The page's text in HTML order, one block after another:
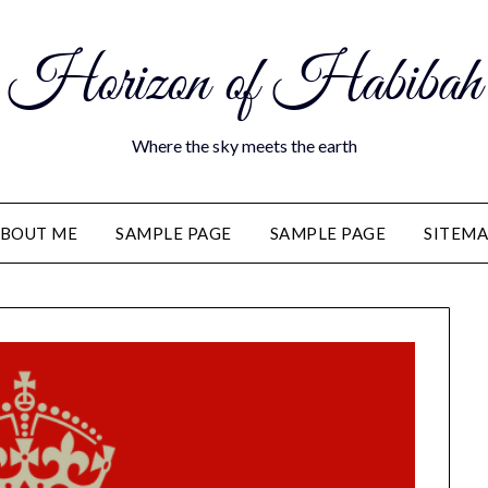
Horizon of Habibah
Where the sky meets the earth
ME SAMPLE PAGE SAMPLE PAGE